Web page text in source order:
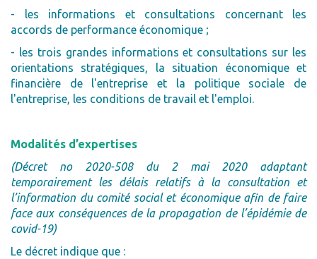
- les informations et consultations concernant les
accords de performance économique ;
- les trois grandes informations et consultations sur les
orientations stratégiques, la situation économique et
financière de l'entreprise et la politique sociale de
l'entreprise, les conditions de travail et l'emploi.
Modalités d’expertises
(Décret no 2020-508 du 2 mai 2020 adaptant
temporairement les délais relatifs à la consultation et
l’information du comité social et économique afin de faire
face aux conséquences de la propagation de l’épidémie de
covid-19)
Le décret indique que :